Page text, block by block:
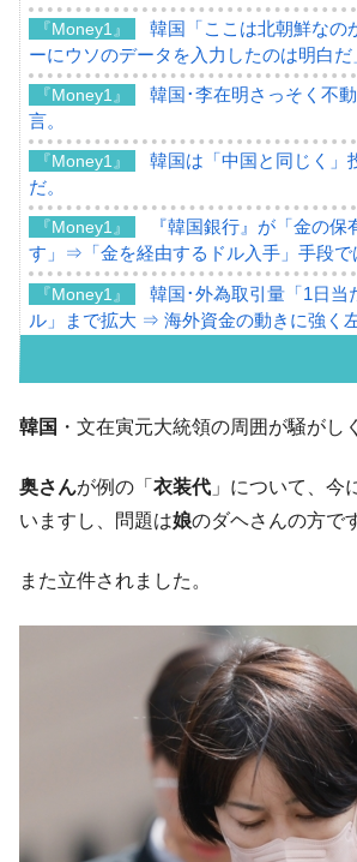
『Money1』
韓国「ここは北朝鮮なの
ーにウソのデータを入力したのは明白だ
『Money1』
韓国･李在明さっそく不
言。
『Money1』
韓国は「中国と同じく」
だ。
『Money1』
『韓国銀行』が「金の保
す」⇒「金を経由するドル入手」手段で
『Money1』
韓国･外為取引量「1日当
ル」まで拡大 ⇒ 海外資金の動きに強く
い「50.5％」に上昇
『Money1』
韓国大統領府ボンクラ政
断
『Money1』
韓国･警察職員が「丸刈り
『Money1』
中国だけが鉄鋼輸出を異
韓国製造業「半導体絶好
種は全般的「不調」⇒ PSIが示す現況は
【米韓激突案件】韓国消
ン』1人当たり賠償10万ウォンを認定 ⇒
韓国で猛暑。南東部では
韓国型イージス搭載の次
「KDDX」1番艦、2032年竣工と公示
韓国 ・文在寅元大統領の周囲が騒がし
奥さんが例の「 衣装代 」について、今
いますし、問題は娘のダヘさんの方で
また立件されました。